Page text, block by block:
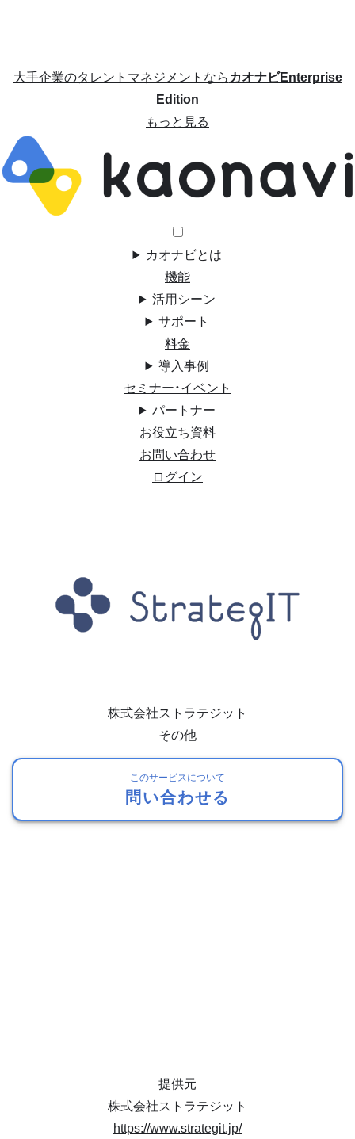
大手企業のタレントマネジメントならカオナビEnterprise
Edition
もっと見る
カオナビとは
機能
活用シーン
サポート
料金
導入事例
セミナー・イベント
パートナー
お役立ち資料
お問い合わせ
ログイン
株式会社ストラテジット
その他
このサービスについて
問い合わせる
提供元
株式会社ストラテジット
https://www.strategit.jp/